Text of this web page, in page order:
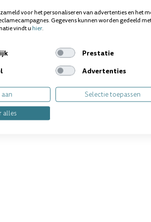
voor het personaliseren van advertenties en het
Gegevens kunnen worden gedeeld
vindt uhier.
Prestatie
Advertenties
aan
Selectie toepassen
alles